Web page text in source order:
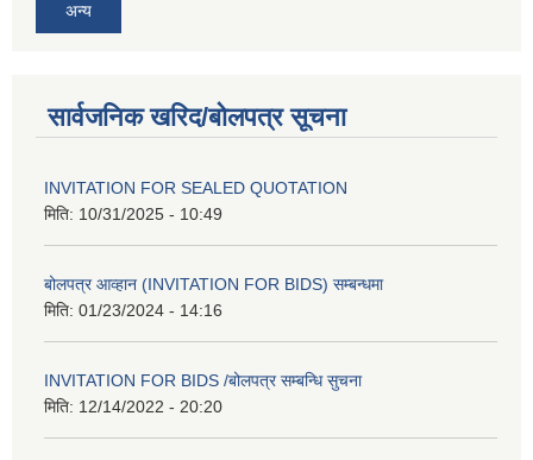
अन्य
सार्वजनिक खरिद/बोलपत्र सूचना
INVITATION FOR SEALED QUOTATION
मिति: 10/31/2025 - 10:49
बोलपत्र आव्हान (INVITATION FOR BIDS) सम्बन्धमा
मिति: 01/23/2024 - 14:16
INVITATION FOR BIDS /बोलपत्र सम्बन्धि सुचना
मिति: 12/14/2022 - 20:20